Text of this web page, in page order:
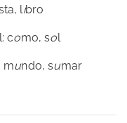
libro
como, sol
mundo, sumar